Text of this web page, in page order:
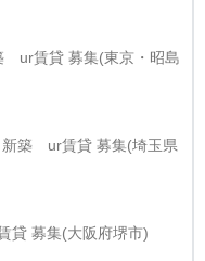
ur賃貸 募集(東京・昭島
新築 ur賃貸 募集(埼玉県
貸 募集(大阪府堺市)